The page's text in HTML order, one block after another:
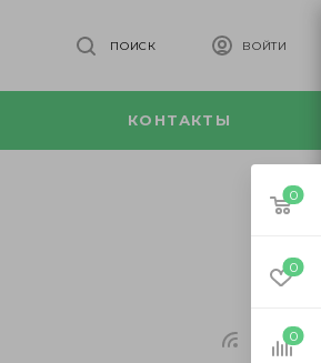
ВОЙТИ
ПОИСК
КОНТАКТЫ
0
0
0